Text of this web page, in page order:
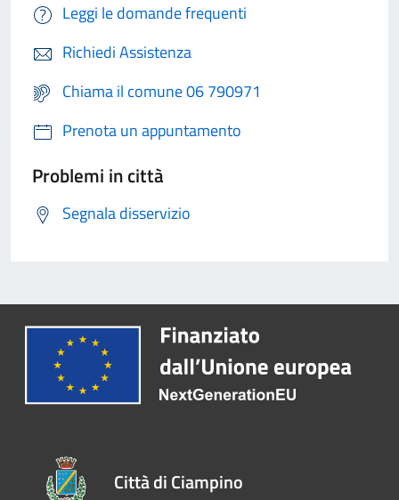
Leggi le domande frequenti
Richiedi Assistenza
Chiama il comune 06 790971
Prenota un appuntamento
Problemi in città
Segnala disservizio
Città di Ciampino